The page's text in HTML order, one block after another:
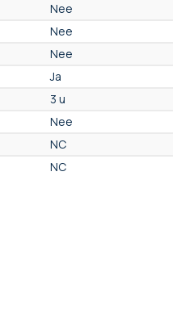
Nee
Nee
Nee
Ja
3 u
Nee
NC
NC